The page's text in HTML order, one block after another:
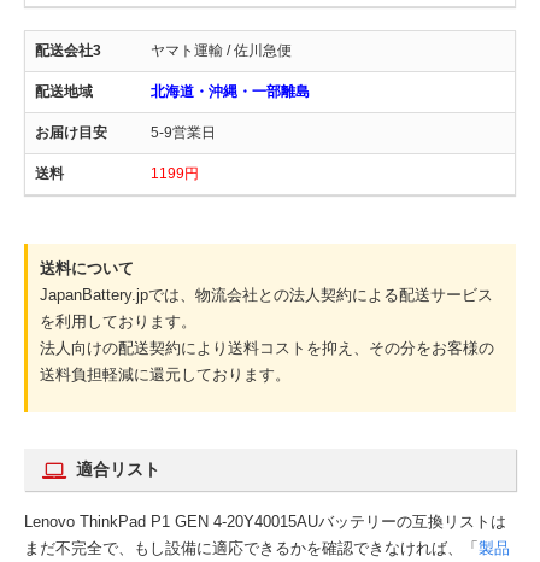
ヤマト運輸 / 佐川急便
北海道・沖縄・一部離島
5-9営業日
1199円
送料について
JapanBattery.jpでは、物流会社との法人契約による配送サービス
を利用しております。
法人向けの配送契約により送料コストを抑え、その分をお客様の
送料負担軽減に還元しております。
適合リスト
Lenovo ThinkPad P1 GEN 4-20Y40015AUバッテリーの互換リストは
まだ不完全で、もし設備に適応できるかを確認できなければ、「 製品